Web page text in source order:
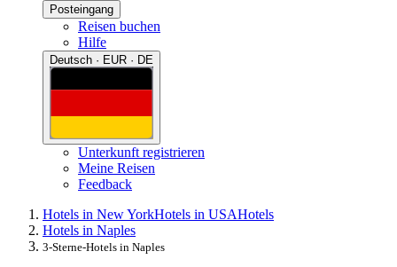
Posteingang
Reisen buchen
Hilfe
Deutsch · EUR · DE
Unterkunft registrieren
Meine Reisen
Feedback
Hotels in New YorkHotels in USAHotels
Hotels in Naples
3-Sterne-Hotels in Naples